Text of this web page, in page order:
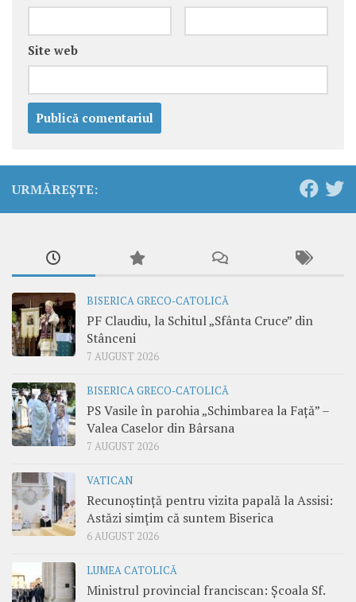
Site web
URMĂREȘTE:
BISERICA GRECO-CATOLICĂ
PF Claudiu, la Schitul „Sfânta Cruce” din
Stânceni
7 AUGUST 2026
BISERICA GRECO-CATOLICĂ
PS Vasile în parohia „Schimbarea la Față” –
Valea Caselor din Bârsana
7 AUGUST 2026
VATICAN
Recunoștință pentru vizita papală la Assisi:
Astăzi simțim că suntem Biserica
6 AUGUST 2026
LUMEA CATOLICĂ
Ministrul provincial franciscan: Școala Sf.